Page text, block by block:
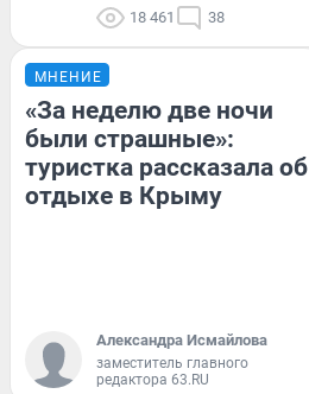
18 461 38
МНЕНИЕ
«За неделю две ночи
были страшные»:
туристка рассказала об
отдыхе в Крыму
Александра Исмайлова
заместитель главного
редактора 63.RU